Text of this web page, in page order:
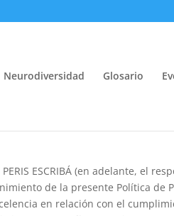
Neurodiversidad Glosario
ESCRIBÁ (en adelante, el
de la presente Política
en relación con el